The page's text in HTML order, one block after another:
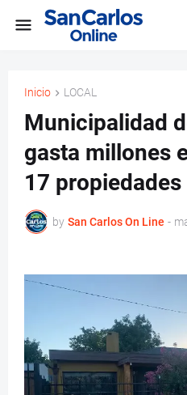
Inicio LOCAL
Municipalidad
gasta millones
17 propiedades
by San Carlos On Line -